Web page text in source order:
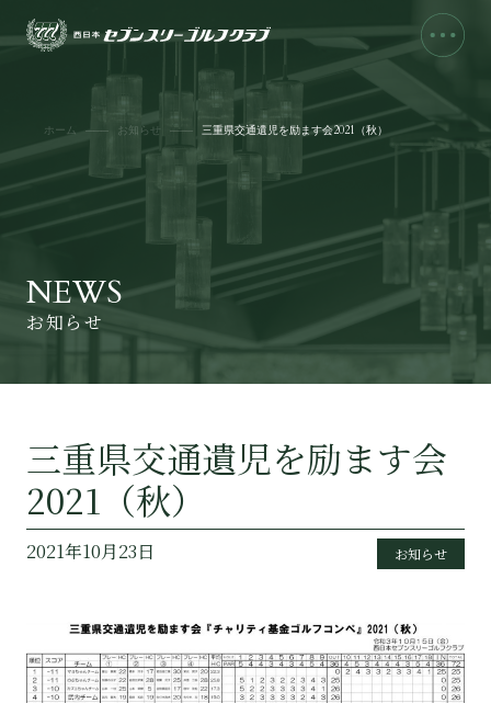
NEWS
お知らせ
ホーム お知らせ 三重県交通遺児を励ます会2021（秋）
三重県交通遺児を励ます会
2021（秋）
2021年10月23日 お知らせ